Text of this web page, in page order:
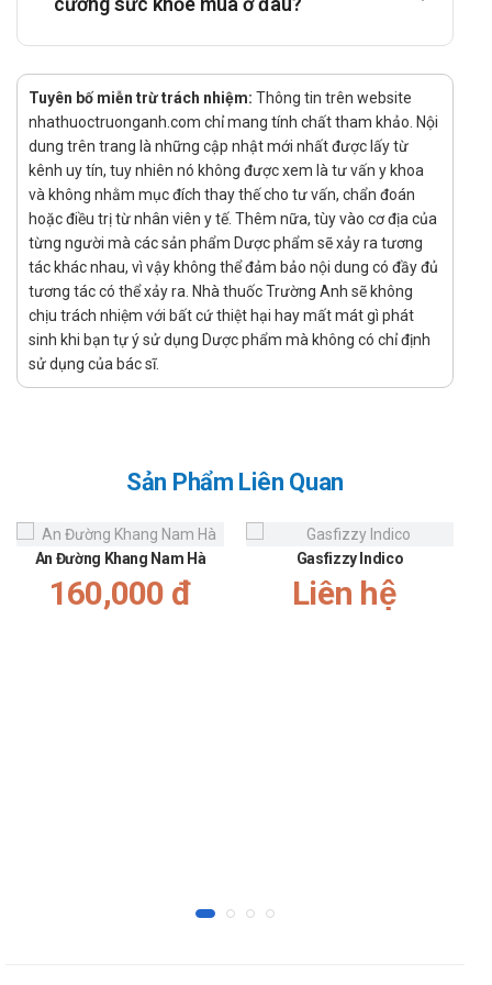
Hướng dẫn sử dụng:
Liều dùng:
Người lớn: Uống 1- 2 viên/ngày.
Sản phẩm dùng đường uống.
Quên liều:
Hạn chế quên liều để đảm bảo hiệu quả tốt nhất khi sử
dụng sản phẩm.
Nếu đã quên liều hãy sử dụng ngay khi nhớ ra, không sử
dụng gộp những liều đã quên.
Chống chỉ định của Pharnaraton
Không sử dụng nếu có tiền sử mẫn cảm với bất cứ thành phần
Thông báo với bác sĩ các tác dụng không mong muốn khi sử
Tương tác
Thông tin với bác sĩ những sản phẩm, thuốc mà bạn đang sử
Tuyên bố miễn trừ trách nhiệm: Thông tin trên website
nhathuoctruonganh.com chỉ mang tính chất tham khảo. Nội
dung trên trang là những cập nhật mới nhất được lấy từ
kênh uy tín, tuy nhiên nó không được xem là tư vấn y khoa
và không nhằm mục đích thay thế cho tư vấn, chẩn đoán
hoặc điều trị từ nhân viên y tế. Thêm nữa, tùy vào cơ địa của
từng người mà các sản phẩm Dược phẩm sẽ xảy ra tương
tác khác nhau, vì vậy không thể đảm bảo nội dung có đầy đủ
tương tác có thể xảy ra. Nhà thuốc Trường Anh sẽ không
chịu trách nhiệm với bất cứ thiệt hại hay mất mát gì phát
sinh khi bạn tự ý sử dụng Dược phẩm mà không có chỉ định
sử dụng của bác sĩ.
Sản Phẩm Liên Quan
An Đường Khang Nam Hà
160,000 đ
Gasfizzy Indico
Liên hệ